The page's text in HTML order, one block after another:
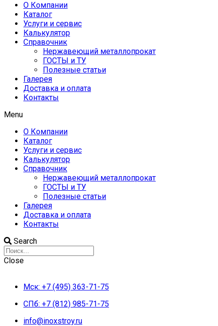
О Компании
Каталог
Услуги и сервис
Калькулятор
Справочник
Нержавеющий металлопрокат
ГОСТЫ и ТУ
Полезные статьи
Галерея
Доставка и оплата
Контакты
Menu
О Компании
Каталог
Услуги и сервис
Калькулятор
Справочник
Нержавеющий металлопрокат
ГОСТЫ и ТУ
Полезные статьи
Галерея
Доставка и оплата
Контакты
Search
Close
Мск: +7 (495) 363-71-75
СПб: +7 (812) 985-71-75
info@inoxstroy.ru